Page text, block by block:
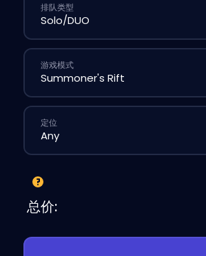
排队类型
游戏模式
定位
总价: